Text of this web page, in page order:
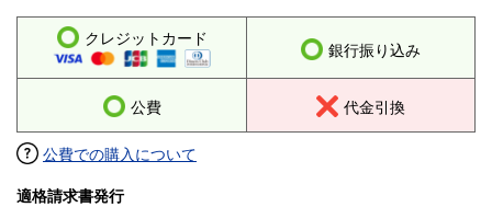
クレジットカード
銀行振り込み
公費 代金引換
公費での購入について
適格請求書発行